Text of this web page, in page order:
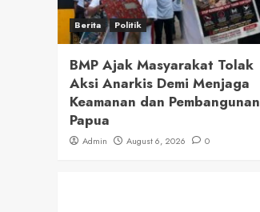
Berita Politik
BMP Ajak Masyarakat Tolak
Aksi Anarkis Demi Menjaga
Keamanan dan Pembangunan
Papua
Admin August 6, 2026 0